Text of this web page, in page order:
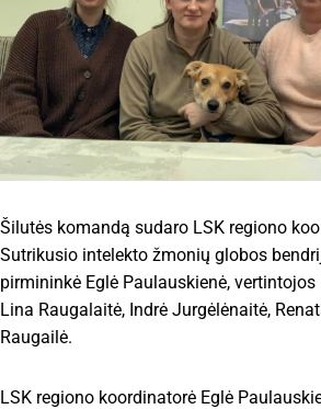
Šilutės komandą sudaro LSK regiono
Sutrikusio intelekto žmonių globos
pirmininkė Eglė Paulauskienė,
Lina Raugalaitė, Indrė
Raugailė.
LSK regiono koordinatorė Eglė